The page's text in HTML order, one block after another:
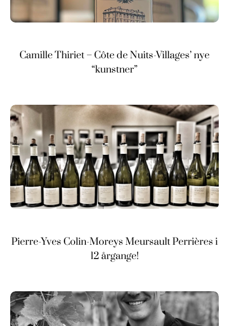
Camille Thiriet – Côte de Nuits-Villages’ nye
“kunstner”
Pierre-Yves Colin-Moreys Meursault Perrières i
12 årgange!